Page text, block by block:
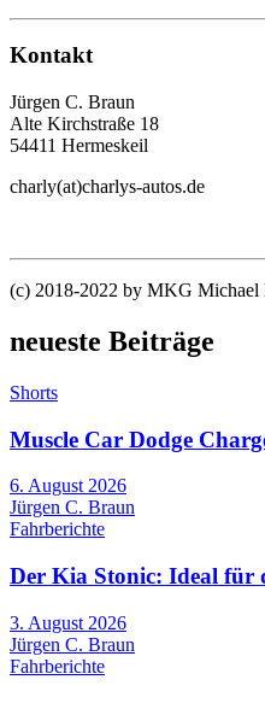
Kontakt
Jürgen C. Braun
Alte Kirchstraße 18
54411 Hermeskeil
charly(at)charlys-autos.de
(c) 2018-2022 by MKG Michael
neueste Beiträge
Shorts
Muscle Car Dodge
6. August 2026
Jürgen C. Braun
Fahrberichte
Der Kia Stonic: Ideal für
3. August 2026
Jürgen C. Braun
Fahrberichte